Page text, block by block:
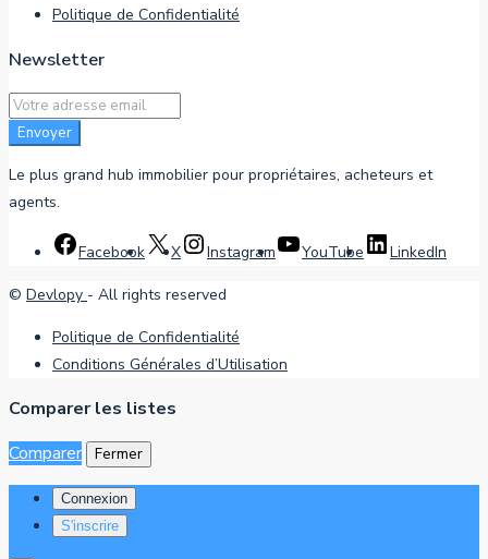
Politique de Confidentialité
Newsletter
Envoyer
Le plus grand hub immobilier pour propriétaires, acheteurs et
agents.
Facebook X Instagram YouTube LinkedIn
© Devlopy - All rights reserved
Politique de Confidentialité
Conditions Générales d’Utilisation
Comparer les listes
Comparer
Fermer
Connexion
S'inscrire